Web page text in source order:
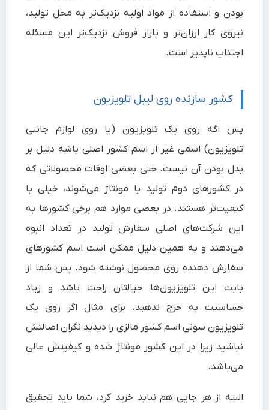
بودن و استفاده از مواد اولیه نزدیک‌تر به محل تولید،
نیروی کار ارزان‌تر و بازار فروش نزدیک‌تر این مسئله
اجتناب ناپذیر است.
کشور سازنده روی لیبل تلویزیون
پس اگه روی یک تلویزیون (یا روی لوازم جانبی
تلویزیون) اسمی غیر از اسم کشور اصلی باشه دلیل بر
بدل بودن آن نیست. حتی بعضی اوقات محصولاتی که
در کشورهای دوم تولید یا مونتاژ می‌شوند، خیلی با
کیفیت‌تر هستند. در بعضی موارد هم برخی کشورها به
این شرکت‌های اصلی سفارش تولید در تعداد انبوه
می‌دهند و به همین دلیل ممکن است اسم کشورهای
سفارش دهنده روی محصول نوشته شود. پس شما از
بابت این تلویزیون‌ها خیالتان راحت باشد و زیاد
حساسیت به خرج ندهید. برای مثال اگر روی یک
تلویزیون سونی اسم کشور مالزی را دیدید نگران اصالتش
نباشید زیرا در این کشور مونتاژ شده و کیفیتش عالی
می‌باشد.
البته از هر جایی هم نباید خرید کرد، شما باید تحقیق